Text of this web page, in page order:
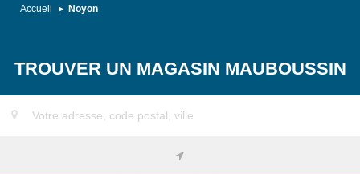
Accueil Noyon
TROUVER UN MAGASIN MAUBOUSSIN